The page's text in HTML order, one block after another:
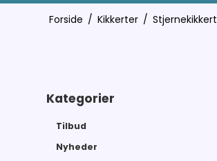
Forside / Kikkerter / Stjernekikkert
Kategorier
Tilbud
Nyheder